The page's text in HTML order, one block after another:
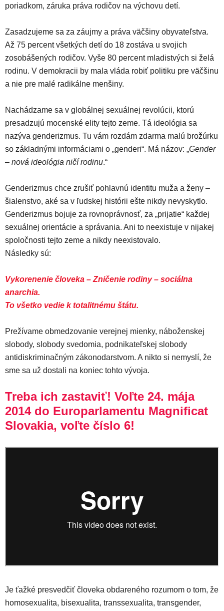
poriadkom, záruka práva rodičov na výchovu detí.
Zasadzujeme sa za záujmy a práva väčšiny obyvateľstva.
Až 75 percent všetkých detí do 18 zostáva u svojich
zosobášených rodičov. Vyše 80 percent mladistvých si želá
rodinu. V demokracii by mala vláda robiť politiku pre väčšinu
a nie pre malé radikálne menšiny.
Nachádzame sa v globálnej sexuálnej revolúcii, ktorú
presadzujú mocenské elity tejto zeme. Tá ideológia sa
nazýva genderizmus. Tu vám rozdám zdarma malú brožúrku
so základnými informáciami o „genderi“. Má názov: „Gender
– nová ideológia ničí rodinu.“
Genderizmus chce zrušiť pohlavnú identitu muža a ženy –
šialenstvo, aké sa v ľudskej histórii ešte nikdy nevyskytlo.
Genderizmus bojuje za rovnoprávnosť, za „prijatie“ každej
sexuálnej orientácie a správania. Ani to neexistuje v nijakej
spoločnosti tejto zeme a nikdy neexistovalo.
Následky sú:
Vykorenenie človeka – Zničenie rodiny – sociálna
anarchia.
To všetko vedie k totalitnému štátu.
Prežívame obmedzovanie verejnej mienky, náboženskej
slobody, slobody svedomia, podnikateľskej slobody
antidiskriminačným zákonodarstvom. A nikto si nemyslí, že
sme sa už dostali na koniec tohto vývoja.
Treba ich zastaviť! Voľte 24. mája
2014 do Europarlamentu Magnificat
Slovakia, voľte číslo 6!
Je ťažké presvedčiť človeka obdareného rozumom o tom, že
homosexualita, bisexualita, transsexualita, transgender,